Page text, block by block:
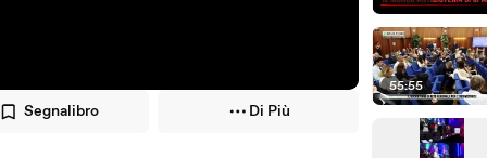
Segnalibro Di Più
55:55